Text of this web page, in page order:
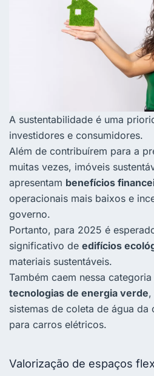
A sustentabilidade é uma
investidores e consumidores.
Além de contribuírem para a
muitas vezes, imóveis
apresentam benefícios
operacionais mais baixos e
governo.
Portanto, para 2025 é
significativo de edifícios
materiais sustentáveis.
Também caem nessa categoria
tecnologias de energia verde,
sistemas de coleta de água da
para carros elétricos.
Valorização de espaços